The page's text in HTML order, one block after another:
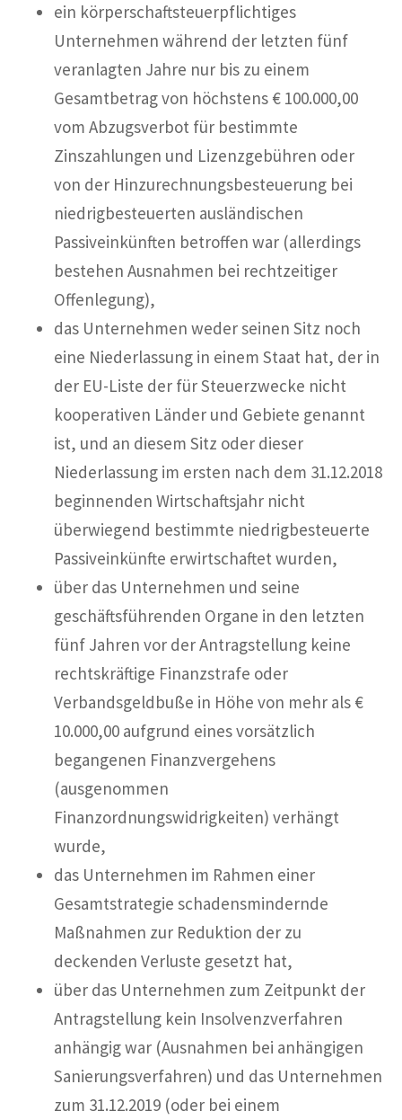
ein körperschaftsteuerpflichtiges
Unternehmen während der letzten fünf
veranlagten Jahre nur bis zu einem
Gesamtbetrag von höchstens € 100.000,00
vom Abzugsverbot für bestimmte
Zinszahlungen und Lizenzgebühren oder
von der Hinzurechnungsbesteuerung bei
niedrigbesteuerten ausländischen
Passiveinkünften betroffen war (allerdings
bestehen Ausnahmen bei rechtzeitiger
Offenlegung),
das Unternehmen weder seinen Sitz noch
eine Niederlassung in einem Staat hat, der in
der EU-Liste der für Steuerzwecke nicht
kooperativen Länder und Gebiete genannt
ist, und an diesem Sitz oder dieser
Niederlassung im ersten nach dem 31.12.2018
beginnenden Wirtschaftsjahr nicht
überwiegend bestimmte niedrigbesteuerte
Passiveinkünfte erwirtschaftet wurden,
über das Unternehmen und seine
geschäftsführenden Organe in den letzten
fünf Jahren vor der Antragstellung keine
rechtskräftige Finanzstrafe oder
Verbandsgeldbuße in Höhe von mehr als €
10.000,00 aufgrund eines vorsätzlich
begangenen Finanzvergehens
(ausgenommen
Finanzordnungswidrigkeiten) verhängt
wurde,
das Unternehmen im Rahmen einer
Gesamtstrategie schadensmindernde
Maßnahmen zur Reduktion der zu
deckenden Verluste gesetzt hat,
über das Unternehmen zum Zeitpunkt der
Antragstellung kein Insolvenzverfahren
anhängig war (Ausnahmen bei anhängigen
Sanierungsverfahren) und das Unternehmen
zum 31.12.2019 (oder bei einem